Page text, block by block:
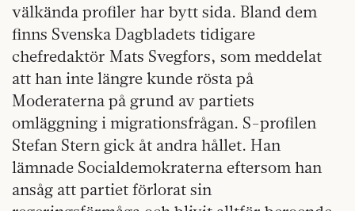
välkända profiler har bytt sida. Bland dem
finns Svenska Dagbladets tidigare
chefredaktör Mats Svegfors, som meddelat
att han inte längre kunde rösta på
Moderaterna på grund av partiets
omläggning i migrationsfrågan. S-profilen
Stefan Stern gick åt andra hållet. Han
lämnade Socialdemokraterna eftersom han
ansåg att partiet förlorat sin